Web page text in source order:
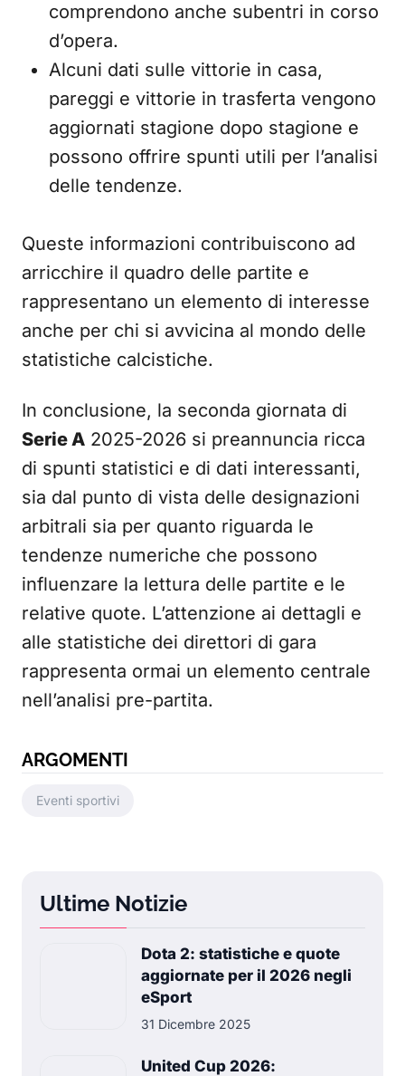
comprendono anche subentri in corso
d’opera.
Alcuni dati sulle vittorie in casa,
pareggi e vittorie in trasferta vengono
aggiornati stagione dopo stagione e
possono offrire spunti utili per l’analisi
delle tendenze.
Queste informazioni contribuiscono ad
arricchire il quadro delle partite e
rappresentano un elemento di interesse
anche per chi si avvicina al mondo delle
statistiche calcistiche.
In conclusione, la seconda giornata di
Serie A 2025-2026 si preannuncia ricca
di spunti statistici e di dati interessanti,
sia dal punto di vista delle designazioni
arbitrali sia per quanto riguarda le
tendenze numeriche che possono
influenzare la lettura delle partite e le
relative quote. L’attenzione ai dettagli e
alle statistiche dei direttori di gara
rappresenta ormai un elemento centrale
nell’analisi pre-partita.
ARGOMENTI
Eventi sportivi
Ultime Notizie
Dota 2: statistiche e quote
aggiornate per il 2026 negli
eSport
31 Dicembre 2025
United Cup 2026: